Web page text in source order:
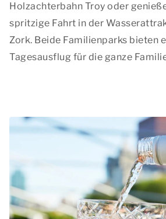
Holzachterbahn Troy oder
spritzige Fahrt in der
Zork. Beide Familienparks bieten
Tagesausflug für die ganze